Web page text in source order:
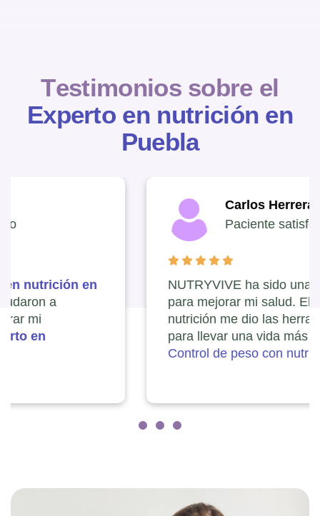
Testimonios sobre el
Experto en nutrición en
Puebla
Paciente satisfecho
NUTRYVIVE ha sido una excelente opción
para mejorar mi salud. El experto en
nutrición me dio las herramientas necesarias
para llevar una vida más saludable. Interlink:
Control de peso con nutrición en Puebla .